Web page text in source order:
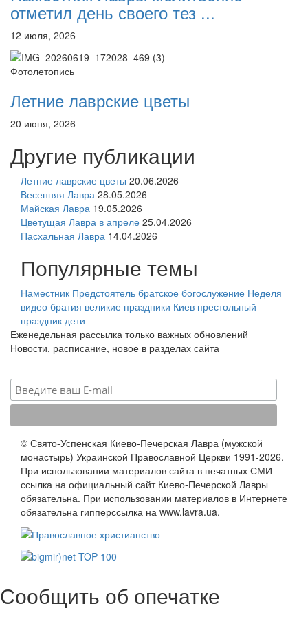
отметил день своего тез ...
12 июля, 2026
Фотолетопись
Летние лаврские цветы
20 июня, 2026
Другие публикации
Летние лаврские цветы 20.06.2026
Весенняя Лавра 28.05.2026
Майская Лавра 19.05.2026
Цветущая Лавра в апреле 25.04.2026
Пасхальная Лавра 14.04.2026
Популярные темы
Наместник Предстоятель братское богослужение Неделя
видео братия великие праздники Киев престольный
праздник дети
Еженедельная рассылка только важных обновлений
Новости, расписание, новое в разделах сайта
© Свято-Успенская Киево-Печерская Лавра (мужской
монастырь) Украинской Православной Церкви 1991-2026.
При использовании материалов сайта в печатных СМИ
ссылка на официальный сайт Киево-Печерской Лавры
обязательна. При использовании материалов в Интернете
обязательна гипперссылка на www.lavra.ua.
Сообщить об опечатке